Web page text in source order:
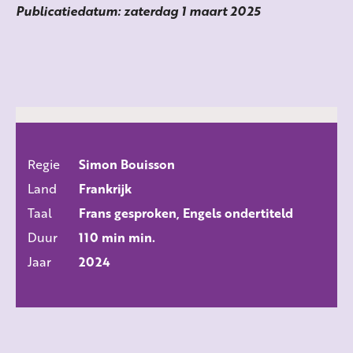
Publicatiedatum: zaterdag 1 maart 2025
Regie
Simon Bouisson
Land
Frankrijk
Taal
Frans gesproken, Engels ondertiteld
Duur
110 min min.
Jaar
2024